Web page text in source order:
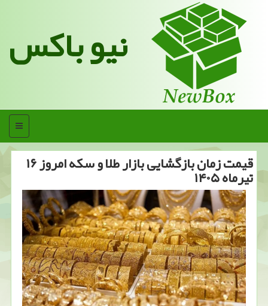
نیو باکس
منو
قیمت زمان بازگشایی بازار طلا و سکه امروز ۱۶
تیرماه ۱۴۰۵